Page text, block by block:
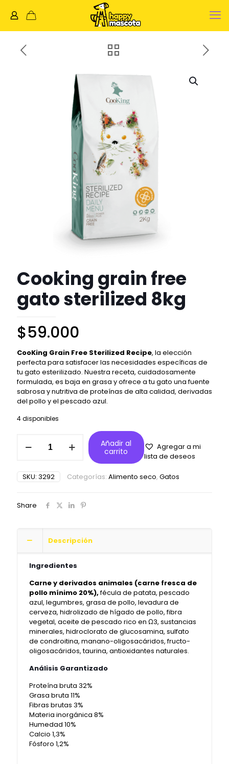
Cooking grain free
gato sterilized 8kg
$59.000
CooKing Grain Free Sterilized Recipe, la elección
perfecta para satisfacer las necesidades específicas de
tu gato esterilizado. Nuestra receta, cuidadosamente
formulada, es baja en grasa y ofrece a tu gato una fuente
sabrosa y nutritiva de proteínas de alta calidad, derivadas
del pollo y el pescado azul.
4 disponibles
grain
sterilized
Añadir al
carrito
Agregar a mi
lista de deseos
SKU: 3292 Categorías: Alimento seco, Gatos
Share
Descripción
Ingredientes
Carne y derivados animales (carne fresca de
pollo mínimo 20%),fécula de patata, pescado
azul, legumbres, grasa de pollo, levadura de
cerveza, hidrolizado de hígado de pollo, fibra
vegetal, aceite de pescado rico en Ω3, sustancias
minerales, hidroclorato de glucosamina, sulfato
de condroitina, manano-oligosacáridos, fructo-
oligosacáridos, taurina, antioxidantes naturales.
Análisis Garantizado
Proteína bruta 32%
Grasa bruta 11%
Fibras brutas 3%
Materia inorgánica 8%
Humedad 10%
Calcio 1,3%
Fósforo 1,2%